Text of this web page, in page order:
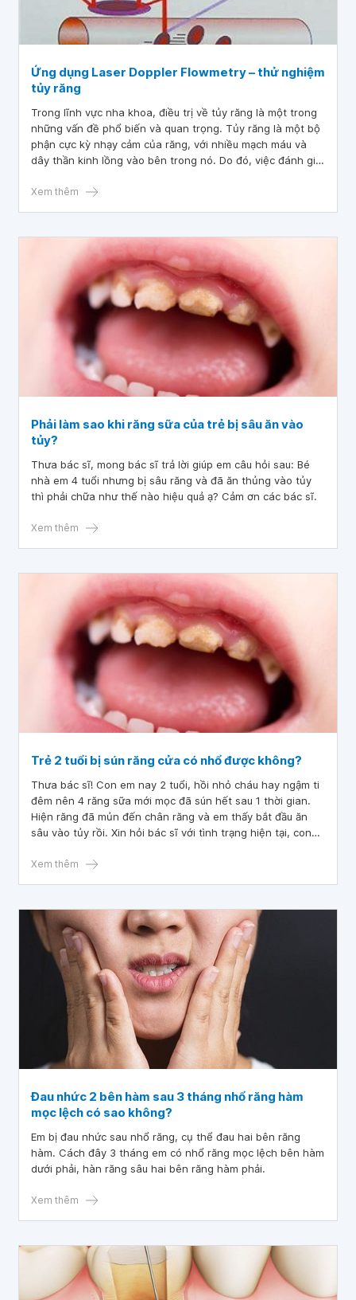
Ứng dụng Laser Doppler Flowmetry – thử nghiệm
tủy răng
Trong lĩnh vực nha khoa, điều trị về tủy răng là một trong
những vấn đề phổ biến và quan trọng. Tủy răng là một bộ
phận cực kỳ nhạy cảm của răng, với nhiều mạch máu và
dây thần kinh lồng vào bên trong nó. Do đó, việc đánh giá
quan trọng để đưa ra quyết định điều trị phù hợp. Trong
định tính chất lưu thông máu của nó. Trong bài viết này,
chúng ta sẽ tìm hiểu về ứng dụng của LDF trong thử
nghiệm tủy răng, cũng như những hạn chế và tiềm năng
của phương pháp này trong lĩnh vực nha khoa.
Xem thêm
Phải làm sao khi răng sữa của trẻ bị sâu ăn vào
tủy?
Thưa bác sĩ, mong bác sĩ trả lời giúp em câu hỏi sau: Bé
nhà em 4 tuổi nhưng bị sâu răng và đã ăn thủng vào tủy
thì phải chữa như thế nào hiệu quả ạ? Cảm ơn các bác sĩ.
Xem thêm
Trẻ 2 tuổi bị sún răng cửa có nhổ được không?
Thưa bác sĩ! Con em nay 2 tuổi, hồi nhỏ cháu hay ngậm ti
đêm nên 4 răng sữa mới mọc đã sún hết sau 1 thời gian.
Hiện răng đã mủn đến chân răng và em thấy bắt đầu ăn
sâu vào tủy rồi. Xin hỏi bác sĩ với tình trạng hiện tại, con
Xem thêm
Đau nhức 2 bên hàm sau 3 tháng nhổ răng hàm
mọc lệch có sao không?
Em bị đau nhức sau nhổ răng, cụ thể đau hai bên răng
hàm. Cách đây 3 tháng em có nhổ răng mọc lệch bên hàm
dưới phải, hàn răng sâu hai bên răng hàm phải.
Xem thêm